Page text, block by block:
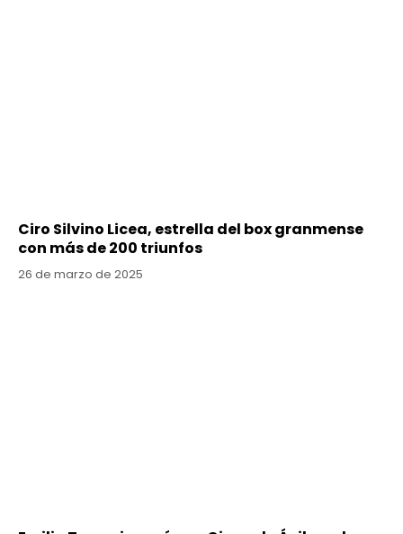
Ciro Silvino Licea, estrella del box granmense
con más de 200 triunfos
26 de marzo de 2025